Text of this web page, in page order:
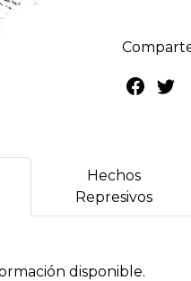
Hechos
Represivos
disponible.